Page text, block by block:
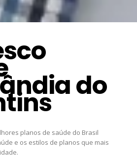
do
planos de saúde do Brasil
e os estilos de planos que mais